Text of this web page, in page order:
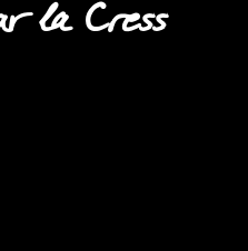
la Cress